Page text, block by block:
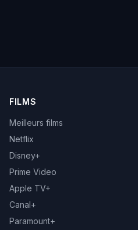
FILMS
Meilleurs films
Netflix
Disney+
Prime Video
Apple TV+
Canal+
Paramount+